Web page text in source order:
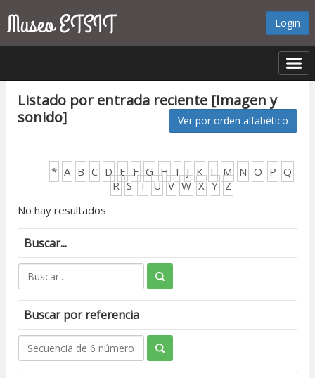
Login
Listado por entrada reciente [Imagen y
sonido]
Ver por orden alfabético
* A B C D E F G H I J K L M N O P Q
R S T U V W X Y Z
No hay resultados
Buscar...
Buscar por referencia